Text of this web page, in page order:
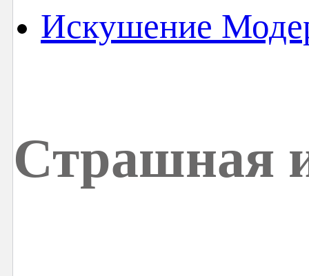
Искушение
Страшная